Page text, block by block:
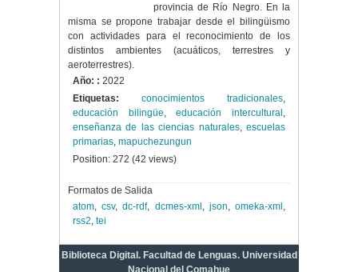
provincia de Río Negro. En la
misma se propone trabajar desde el bilingüismo
con actividades para el reconocimiento de los
distintos ambientes (acuáticos, terrestres y
aeroterrestres).
Año: : 2022
Etiquetas:
conocimientos tradicionales,
educación bilingüe,educación intercultural ,
enseñanza de las ciencias naturales,escuelas
primarias, mapuchezungun
Position: 272 (42 views)
Formatos de Salida
atom,csv,dc-rdf, dcmes-xml , json,omeka-xml ,
rss2, tei
Biblioteca Digital. Facultad de Lenguas. Universidad
Nacional del Comahue